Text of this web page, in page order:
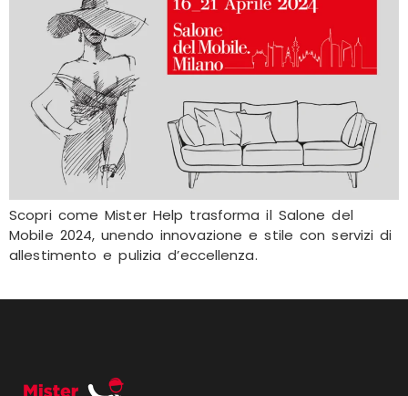
Scopri come Mister Help trasforma il Salone del
Mobile 2024, unendo innovazione e stile con servizi di
allestimento e pulizia d’eccellenza.